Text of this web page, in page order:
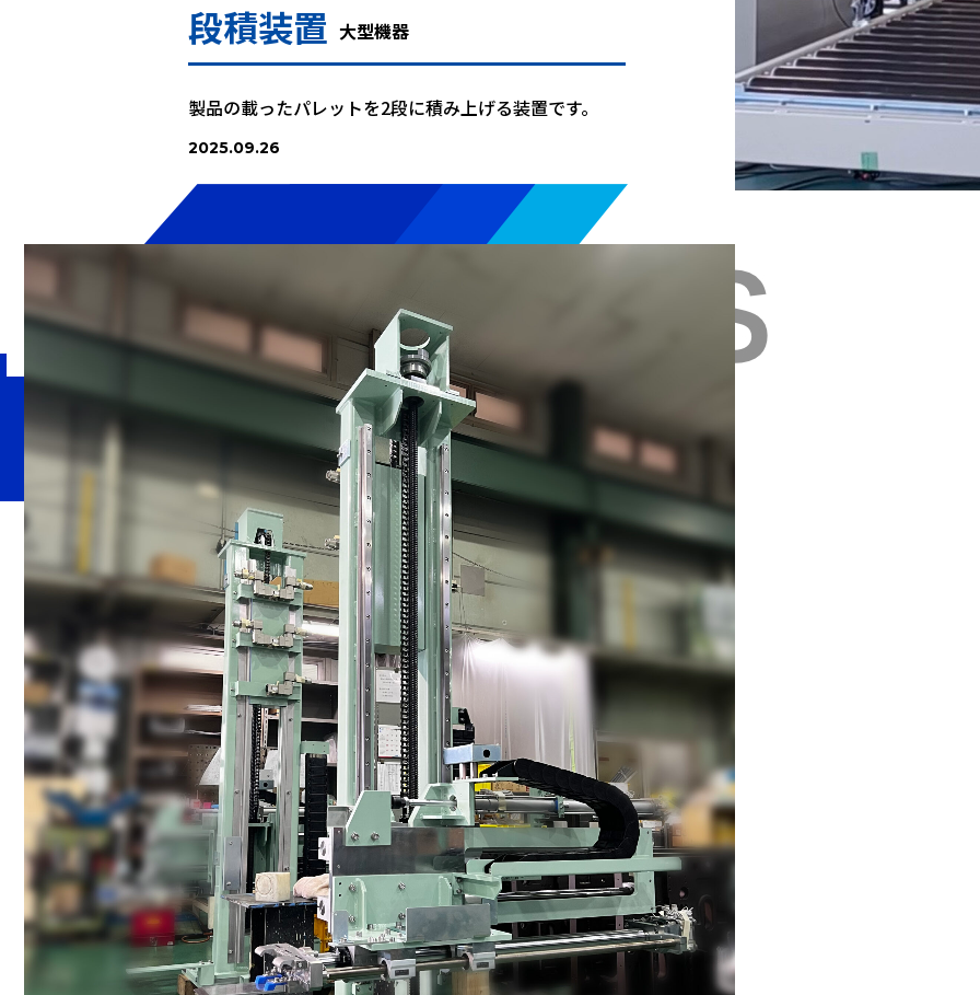
段積装置 大型機器
製品の載ったパレットを2段に積み上げる装置です。
2025.09.26